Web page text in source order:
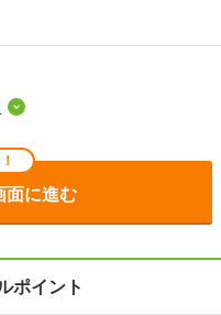
面に進む
ポイント